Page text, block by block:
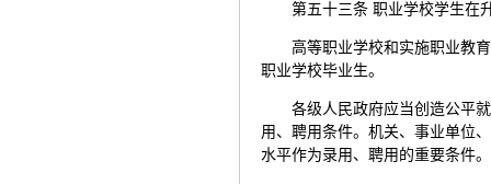
第五十三条 职业学校学生在
高等职业学校和实施职业教
职业学校毕业生。
各级人民政府应当创造公平
用、聘用条件。机关、事业单位
水平作为录用、聘用的重要条件